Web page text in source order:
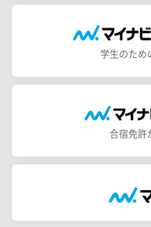
学生のため
合宿免許